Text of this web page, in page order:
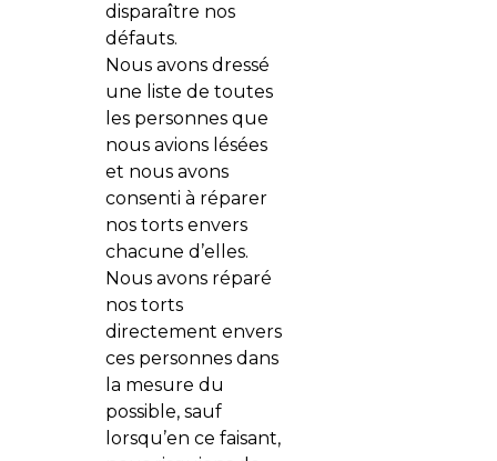
disparaître nos
défauts.
Nous avons dressé
une liste de toutes
les personnes que
nous avions lésées
et nous avons
consenti à réparer
nos torts envers
chacune d’elles.
Nous avons réparé
nos torts
directement envers
ces personnes dans
la mesure du
possible, sauf
lorsqu’en ce faisant,